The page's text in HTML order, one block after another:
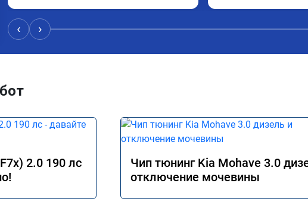
‹ ›
2.0 190 лс
Чип тюнинг Kia Mohave 3.0
отключение мочевины